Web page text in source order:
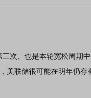
次、也是本轮宽松周期
美联储很可能在明年仍存